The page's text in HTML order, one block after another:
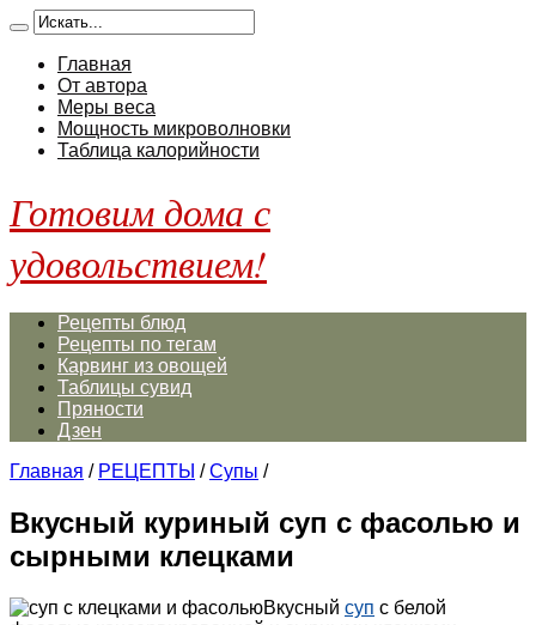
Главная
От автора
Меры веса
Мощность микроволновки
Таблица калорийности
Готовим дома с
удовольствием!
Рецепты блюд
Рецепты по тегам
Карвинг из овощей
Таблицы сувид
Пряности
Дзен
Главная / РЕЦЕПТЫ /Супы /
Вкусный куриный суп с фасолью и
сырными клецками
Вкусный суп с белой